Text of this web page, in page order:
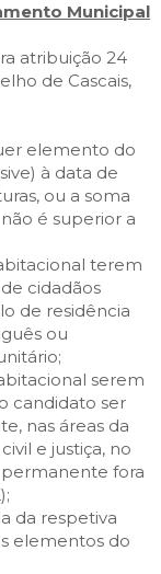
Municipal
atribuição 24
de Cascais,
elemento do
à data de
ou a soma
é superior a
terem
cidadãos
de residência
ou
serem
candidato ser
nas áreas da
e justiça, no
fora
da respetiva
elementos do